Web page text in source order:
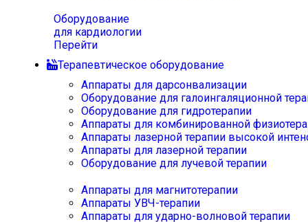
Оборудование
для кардиологии
Перейти
Терапевтическое оборудование
Аппараты для дарсонвализации
Оборудование для галоингаляционной
Оборудование для гидротерапии
Аппараты для комбинированной
Аппараты лазерной терапии высокой
Аппараты для лазерной терапии
Оборудование для лучевой терапии
Аппараты для магнитотерапии
Аппараты УВЧ-терапии
Аппараты для ударно-волновой терапии